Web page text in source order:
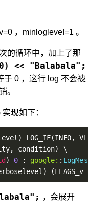
，minloglevel=1 。
的循环中，加上了那
<< "Balabala";
于 0 ，这行 log 不会被
。
现如下：
LOG_IF(INFO,
condition) \
) 0 : google: :
(FLAGS_v >=
，会展开